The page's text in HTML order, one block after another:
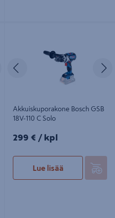
SeuraavaEdellinen
Akkuiskuporakone Bosch GSB
18V-110 C Solo
299€/kpl
299 € / kpl
Lue lisää